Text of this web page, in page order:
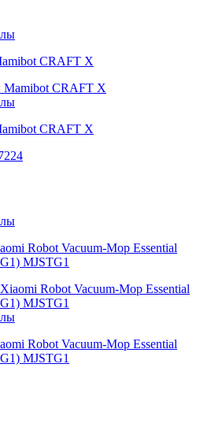
CRAFT X
CRAFT X
Robot Vacuum-Mop Essential
MJSTG1
Robot Vacuum-Mop Essential
MJSTG1